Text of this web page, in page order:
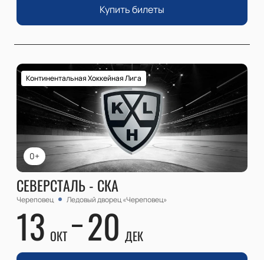
Купить билеты
0+
Континентальная Хоккейная Лига
СЕВЕРСТАЛЬ - СКА
Череповец Ледовый дворец «Череповец»
13 ОКТ 20 ДЕК